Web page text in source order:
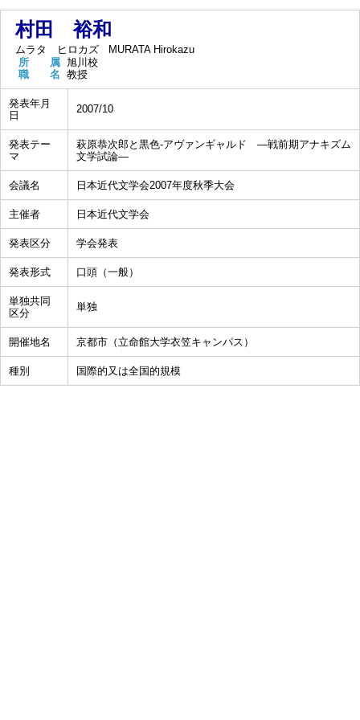
村田 裕和
ムラタ ヒロカズ
MURATA Hirokazu
所 属 旭川校
職 名 教授
発表年月
日
2007/10
発表テー
マ
萩原恭次郎と黒色-アヴァンギャルド ―戦前期アナキズム
文学試論―
会議名 日本近代文学会2007年度秋季大会
主催者 日本近代文学会
発表区分 学会発表
発表形式 口頭（一般）
単独共同
区分
単独
開催地名 京都市（立命館大学衣笠キャンパス）
種別 国際的又は全国的規模